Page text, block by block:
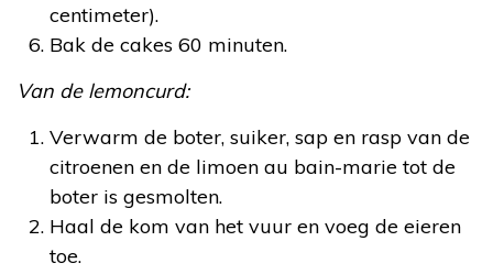
centimeter).
Bak de cakes 60 minuten.
Van de lemoncurd:
Verwarm de boter, suiker, sap en rasp van de
citroenen en de limoen au bain-marie tot de
boter is gesmolten.
Haal de kom van het vuur en voeg de eieren
toe.